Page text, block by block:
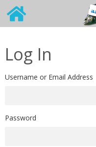
Log In
Username or Email Address
Password